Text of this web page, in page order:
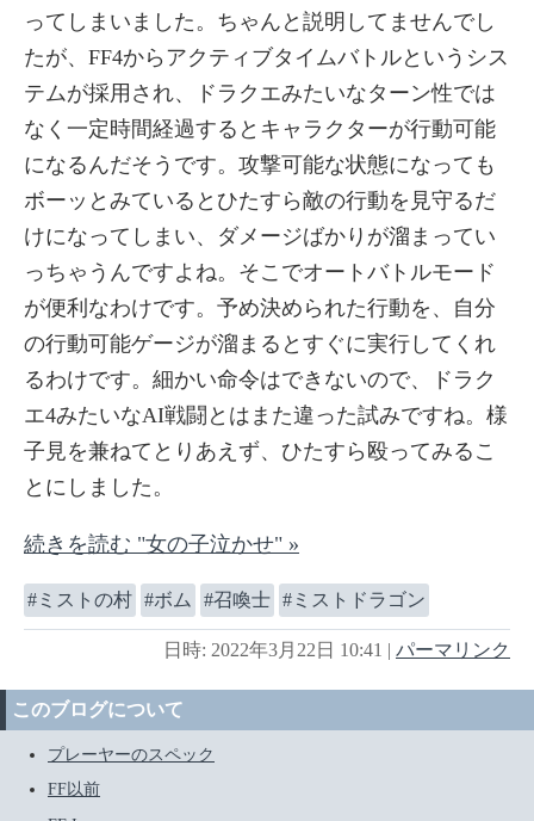
ってしまいました。ちゃんと説明してませんでし
たが、FF4からアクティブタイムバトルというシス
テムが採用され、ドラクエみたいなターン性では
なく一定時間経過するとキャラクターが行動可能
になるんだそうです。攻撃可能な状態になっても
ボーッとみているとひたすら敵の行動を見守るだ
けになってしまい、ダメージばかりが溜まってい
っちゃうんですよね。そこでオートバトルモード
が便利なわけです。予め決められた行動を、自分
の行動可能ゲージが溜まるとすぐに実行してくれ
るわけです。細かい命令はできないので、ドラク
エ4みたいなAI戦闘とはまた違った試みですね。様
子見を兼ねてとりあえず、ひたすら殴ってみるこ
とにしました。
続きを読む "女の子泣かせ" »
ミストの村 ボム 召喚士 ミストドラゴン
日時: 2022年3月22日 10:41 | パーマリンク
このブログについて
プレーヤーのスペック
FF以前